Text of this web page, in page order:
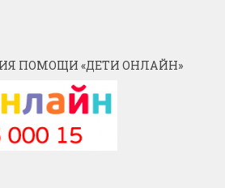
ПОМОЩИ «ДЕТИ ОНЛАЙН»